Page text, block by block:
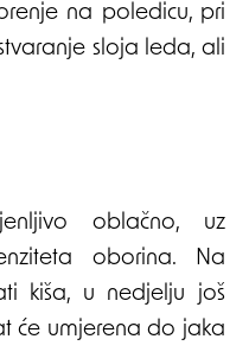
na poledicu, pri
sloja leda, ali
oblačno, uz
oborina. Na
kiša, u nedjelju još
će umjerena do jaka